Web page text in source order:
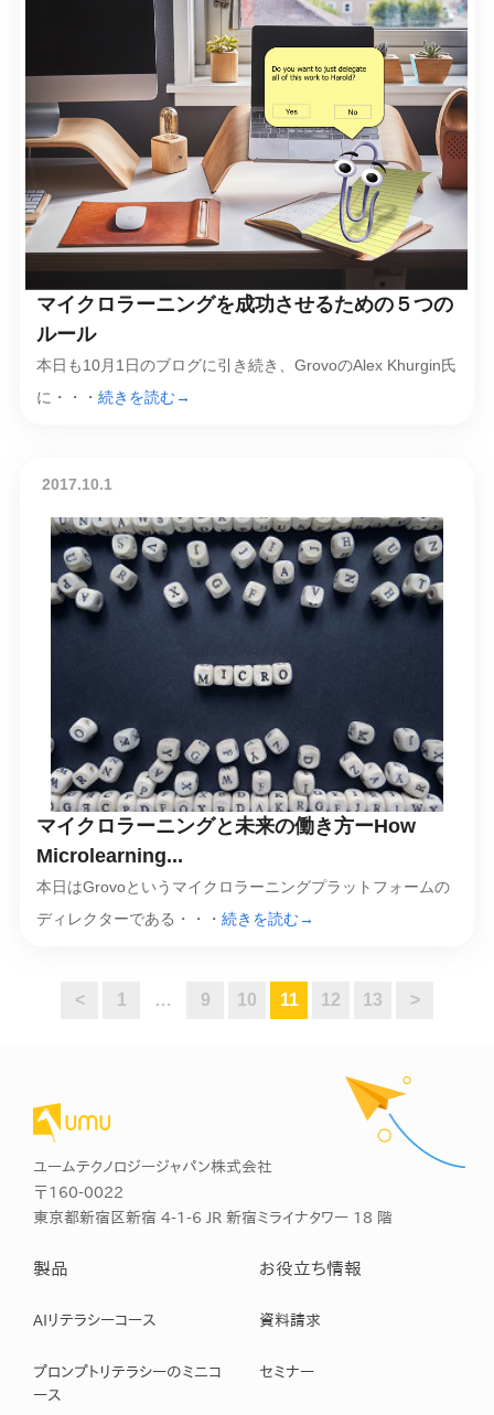
マイクロラーニングを成功させるための５つの
ルール
本日も10月1日のブログに引き続き、GrovoのAlex Khurgin氏
に・・・ 続きを読む→
2017.10.1
マイクロラーニングと未来の働き方ーHow
Microlearning...
本日はGrovoというマイクロラーニングプラットフォームの
ディレクターである・・・ 続きを読む→
< 1 … 9 10 11 12 13 >
ユームテクノロジージャパン株式会社
〒160-0022
東京都新宿区新宿 4-1-6 JR 新宿ミライナタワー 18 階
製品
AIリテラシーコース
プロンプトリテラシーのミニコ
ース
お役立ち情報
資料請求
セミナー